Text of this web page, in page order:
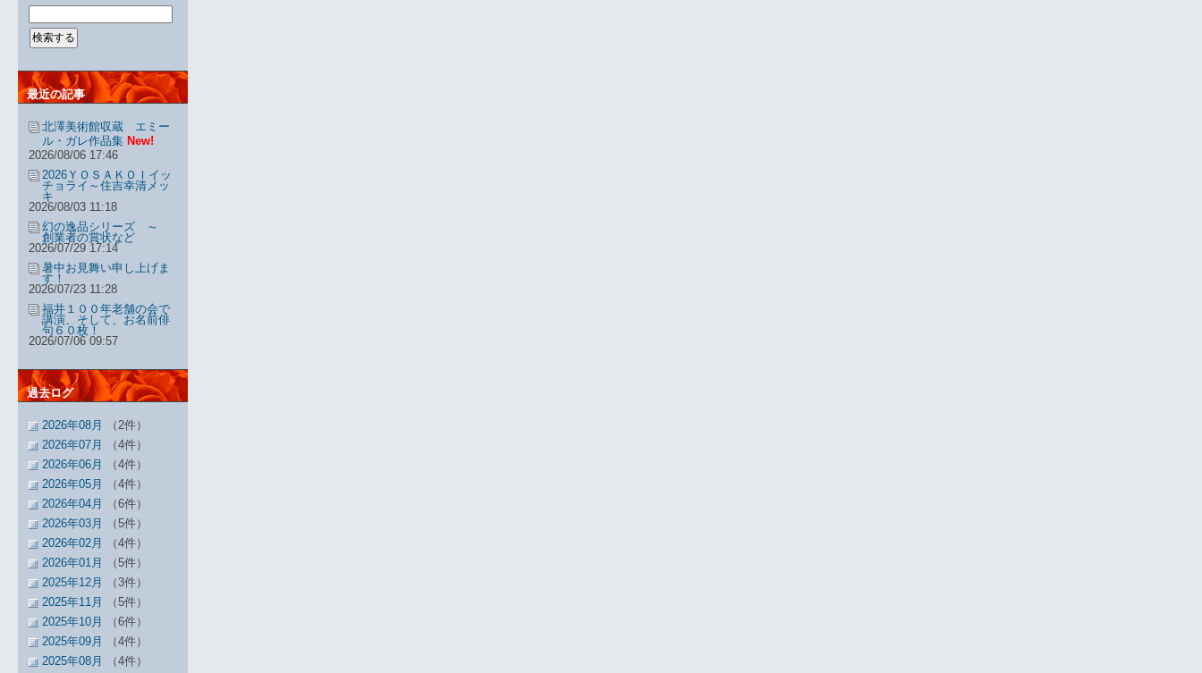
最近の記事
北澤美術館収蔵 エミー
ル・ガレ作品集 New!
2026/08/06 17:46
2026ＹＯＳＡＫＯＩイッ
チョライ～住吉幸清メッ
キ
2026/08/03 11:18
幻の逸品シリーズ ～
創業者の賞状など
2026/07/29 17:14
暑中お見舞い申し上げま
す！
2026/07/23 11:28
福井１００年老舗の会で
講演、そして、お名前俳
句６０枚！
2026/07/06 09:57
過去ログ
2026年08月
（2件）
2026年07月
（4件）
2026年06月
（4件）
2026年05月
（4件）
2026年04月
（6件）
2026年03月
（5件）
2026年02月
（4件）
2026年01月
（5件）
2025年12月
（3件）
2025年11月
（5件）
2025年10月
（6件）
2025年09月
（4件）
2025年08月
（4件）